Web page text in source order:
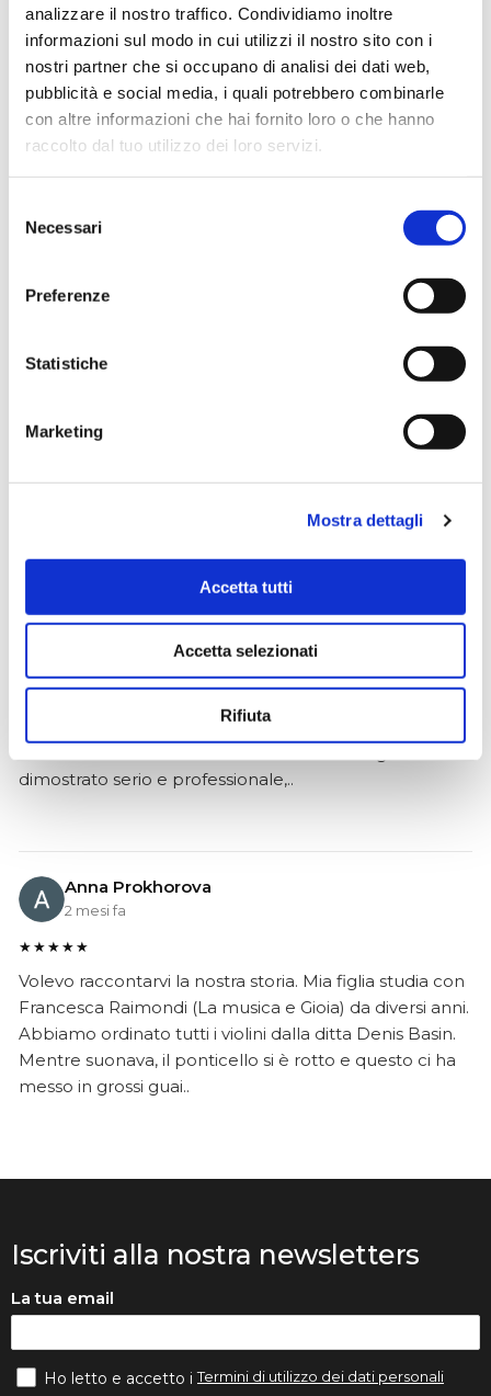
analizzare il nostro traffico. Condividiamo inoltre
informazioni sul modo in cui utilizzi il nostro sito con i
nostri partner che si occupano di analisi dei dati web,
pubblicità e social media, i quali potrebbero combinarle
con altre informazioni che hai fornito loro o che hanno
raccolto dal tuo utilizzo dei loro servizi.
delNecessari
Preferenze
Statistiche
Marketing
Mostra dettagli
Accetta tutti
Accetta selezionati
Rifiuta
★★★★★
Ho acquistato un contrabbasso elettrico Stanzani, un
microfono professionale, amplificatore, cuffie, aste e
cavi vari come regali per il mio compagno. Lo
strumento è a dir poco meraviglioso e il resto dei
un mese fa
Ottima esperienza d’acquisto. Comunicazione
effettivamente disponibili come indicato sul sito, senza
sorprese o ritardi. Servizio affidabile e professionale.
Ciro Pio Donnarumma
Ho acquistato un Selmer Super Action 80 serie I da
è arrivato in condizioni impeccabili, perfettamente
dimostrato serio e professionale,..
Anna Prokhorova
2 mesi fa
★★★★★
Volevo raccontarvi la nostra storia. Mia figlia studia con
Francesca Raimondi (La musica e Gioia) da diversi anni.
Abbiamo ordinato tutti i violini dalla ditta Denis Basin.
Mentre suonava, il ponticello si è rotto e questo ci ha
messo in grossi guai..
Iscriviti alla nostra newsletters
La tua email
Ho letto e accetto iTermini di utilizzo dei dati personali